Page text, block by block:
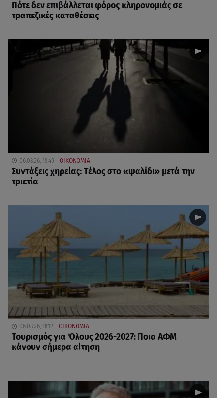
Πότε δεν επιβάλλεται φόρος κληρονομιάς σε
τραπεζικές καταθέσεις
06.08.26, 18:49 ΟΙΚΟΝΟΜΙΑ
Συντάξεις χηρείας: Τέλος στο «ψαλίδι» μετά την
τριετία
06.08.26, 18:12 ΟΙΚΟΝΟΜΙΑ
Τουρισμός για Όλους 2026-2027: Ποια ΑΦΜ
κάνουν σήμερα αίτηση